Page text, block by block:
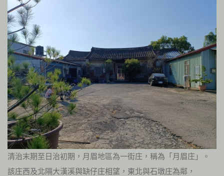
清治末期至日治初期，月眉地區為一街庄，稱為「月眉庄」。
該庄西及北隔大漢溪與缺仔庄相望，東北與石墩庄為鄰，